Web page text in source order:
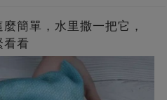
簡單，水里撒一把它，
看看